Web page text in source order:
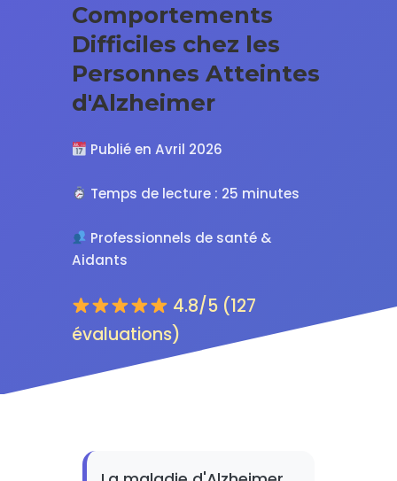
Comportements
Difficiles chez les
Personnes Atteintes
d'Alzheimer
Publié en Avril 2026
Temps de lecture : 25 minutes
Professionnels de santé &
Aidants
4.8/5 (127
évaluations)